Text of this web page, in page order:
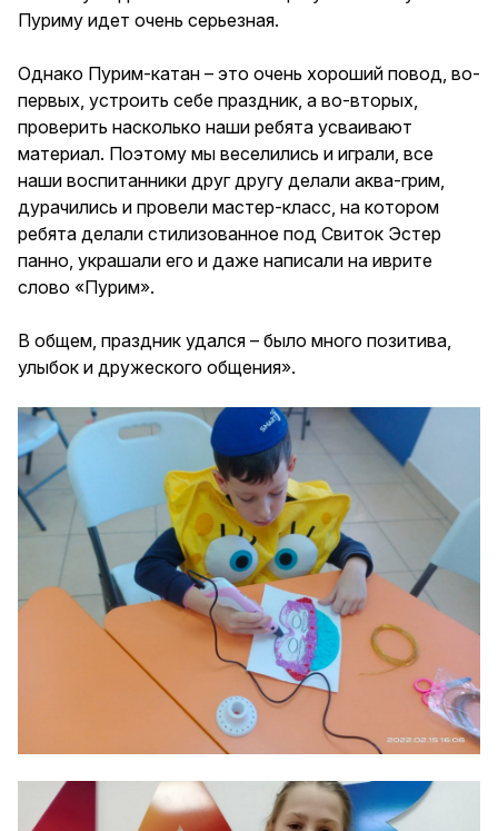
Пуриму идет очень серьезная.
Однако Пурим-катан – это очень хороший повод, во-
первых, устроить себе праздник, а во-вторых,
проверить насколько наши ребята усваивают
материал. Поэтому мы веселились и играли, все
наши воспитанники друг другу делали аква-грим,
дурачились и провели мастер-класс, на котором
ребята делали стилизованное под Свиток Эстер
панно, украшали его и даже написали на иврите
слово «Пурим».
В общем, праздник удался – было много позитива,
улыбок и дружеского общения».